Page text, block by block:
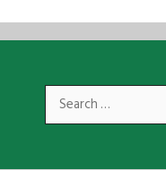
Search
for: